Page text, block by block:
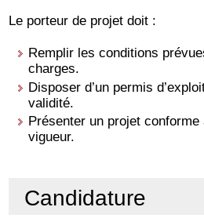
Le porteur de projet doit :
Remplir les conditions
charges.
Disposer d’un permis
validité.
Présenter un projet
vigueur.
Candidature